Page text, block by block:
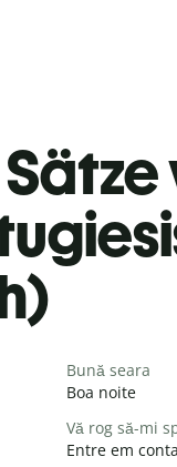
Bună seara
Boa noite
Vă rog să-mi
Entre em